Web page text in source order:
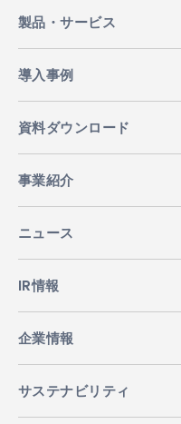
製品・サービス
導入事例
資料ダウンロード
事業紹介
ニュース
IR情報
企業情報
サステナビリティ